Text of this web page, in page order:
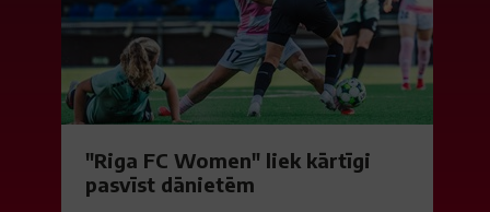
"Riga FC Women" liek kārtīgi
pasvīst dānietēm